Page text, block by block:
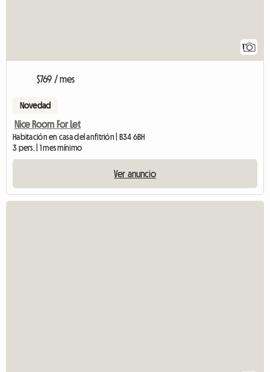
1
$769 / mes
Novedad
Nice Room For Let
Habitación en casa del anfitrión | B34 6BH
3 pers. | 1 mes mínimo
Ver anuncio